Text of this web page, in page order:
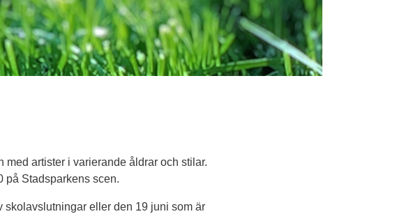
artister i varierande åldrar och stilar.
på Stadsparkens scen.
skolavslutningar eller den 19 juni som är